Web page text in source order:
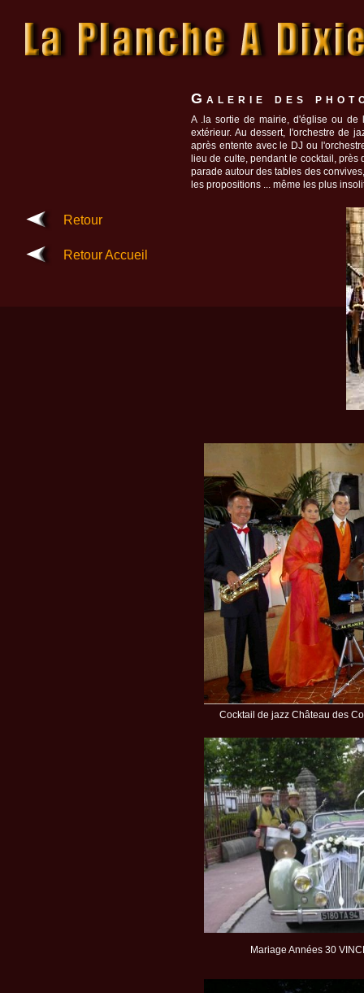
Retour
Retour Accueil
Galerie des
A .la sortie de mairie, d'église ou
extérieur. Au dessert, l'orchestre de
après entente avec le DJ ou
lieu de culte, pendant le cocktail,
parade autour des tables des
les propositions ... même les plus
Cocktail de jazz Château des
Mariage Années 30